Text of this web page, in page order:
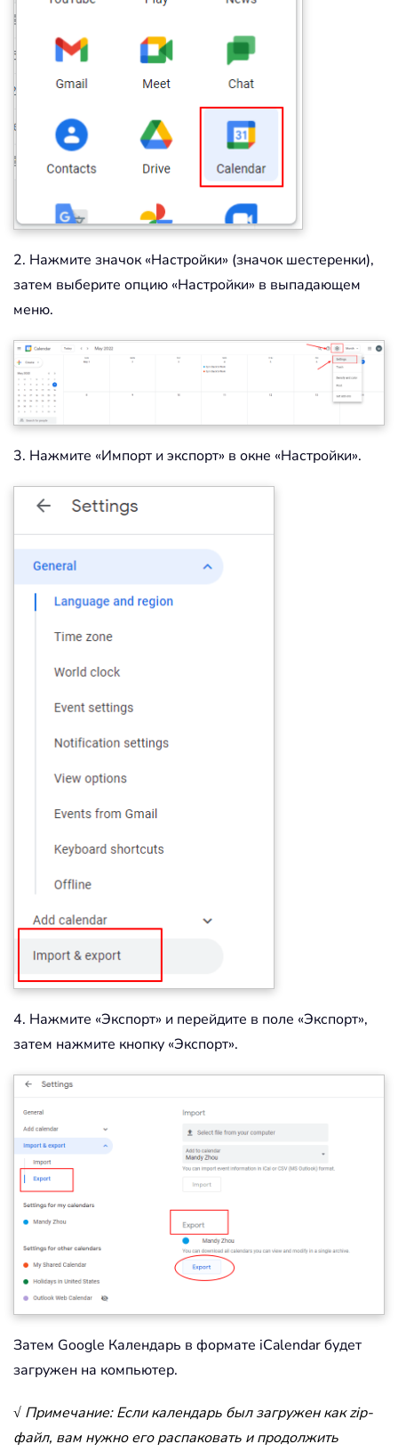
2. Нажмите значок «Настройки» (значок шестеренки),
затем выберите опцию «Настройки» в выпадающем
меню.
3. Нажмите «Импорт и экспорт» в окне «Настройки».
4. Нажмите «Экспорт» и перейдите в поле «Экспорт»,
затем нажмите кнопку «Экспорт».
Затем Google Календарь в формате iCalendar будет
загружен на компьютер.
√ Примечание: Если календарь был загружен как zip-
файл, вам нужно его распаковать и продолжить